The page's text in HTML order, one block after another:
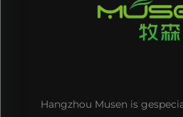
Hangzhou Musen is